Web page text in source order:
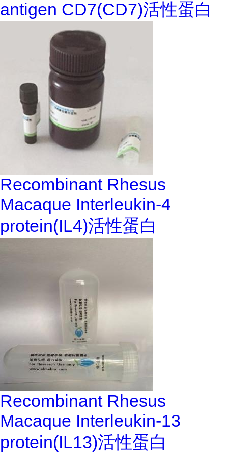
antigen CD7(CD7)活性蛋白
Recombinant Rhesus
Macaque Interleukin-4
protein(IL4)活性蛋白
Recombinant Rhesus
Macaque Interleukin-13
protein(IL13)活性蛋白